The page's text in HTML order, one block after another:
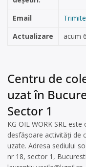
Email
Actualizare
acum
Centru de
uzat în
Sector 1
KG OIL WORK SRL
desfăşoare activităţi de
uzate. Adresa sediului
nr 18, sector 1,